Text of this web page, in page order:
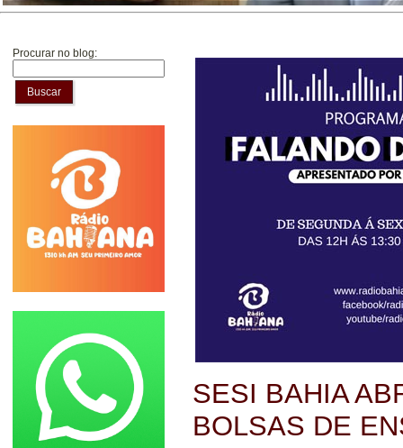
Procurar no blog:
Buscar
SESI BAHIA
BOLSAS DE